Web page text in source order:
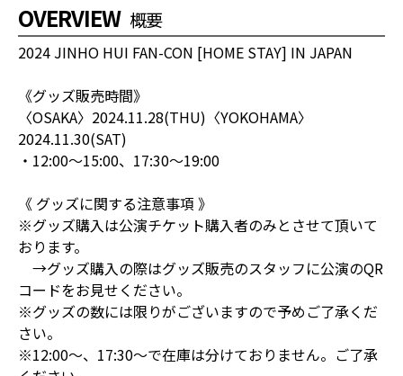
OVERVIEW 概要
2024 JINHO HUI FAN-CON [HOME STAY] IN JAPAN
《グッズ販売時間》
〈OSAKA〉2024.11.28(THU)〈YOKOHAMA〉
2024.11.30(SAT)
・12:00〜15:00、17:30～19:00
《 グッズに関する注意事項 》
※グッズ購入は公演チケット購入者のみとさせて頂いて
おります。
→グッズ購入の際はグッズ販売のスタッフに公演のQR
コードをお見せください。
※グッズの数には限りがございますので予めご了承くだ
さい。
※12:00～、17:30～で在庫は分けておりません。ご了承